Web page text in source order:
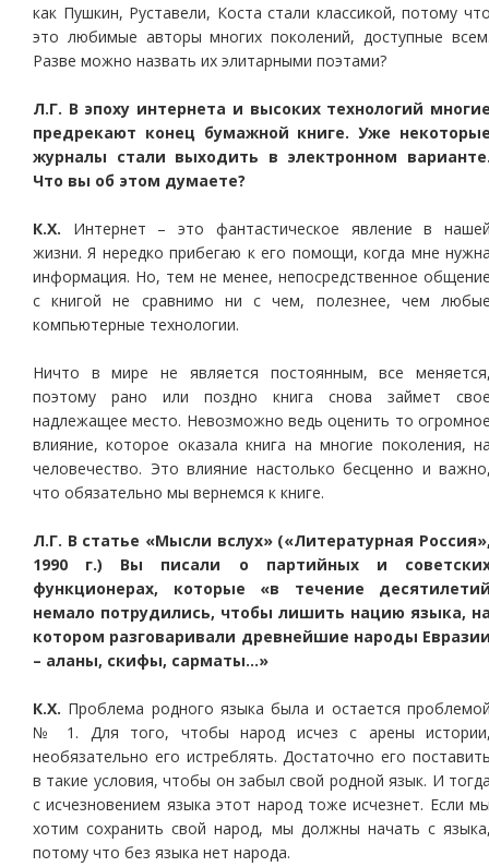
как Пушкин, Руставели, Коста стали классикой, потому
это любимые авторы многих поколений, доступные
Разве можно назвать их элитарными поэтами?
Л.Г. В эпоху интернета и высоких технологий
предрекают конец бумажной книге. Уже
журналы стали выходить в электронном
Что вы об этом думаете?
К.Х. Интернет – это фантастическое явление в
жизни. Я нередко прибегаю к его помощи, когда мне
информация. Но, тем не менее, непосредственное
с книгой не сравнимо ни с чем, полезнее, чем
компьютерные технологии.
Ничто в мире не является постоянным, все
поэтому рано или поздно книга снова займет
надлежащее место. Невозможно ведь оценить то
влияние, которое оказала книга на многие поколения,
человечество. Это влияние настолько бесценно и
что обязательно мы вернемся к книге.
Л.Г. В статье «Мысли вслух» («Литературная
1990 г.) Вы писали о партийных и
функционерах, которые «в течение
немало потрудились, чтобы лишить нацию языка,
котором разговаривали древнейшие народы
– аланы, скифы, сарматы…»
К.Х. Проблема родного языка была и остается
№ 1. Для того, чтобы народ исчез с арены
необязательно его истреблять. Достаточно его
в такие условия, чтобы он забыл свой родной язык. И
с исчезновением языка этот народ тоже исчезнет. Если
хотим сохранить свой народ, мы должны начать с
потому что без языка нет народа.